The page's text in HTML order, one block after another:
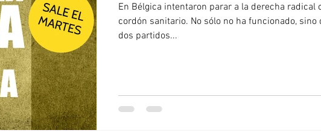
En Bélgica intentaron parar a la derecha radical
cordón sanitario. No sólo no ha funcionado, sino
dos partidos...